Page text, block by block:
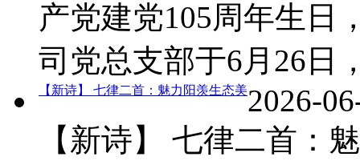
产党建党105周年生日
司党总支部于6月26日
【新诗】 七律二首：魅力阳羡生态美2026-
【新诗】 七律二首：